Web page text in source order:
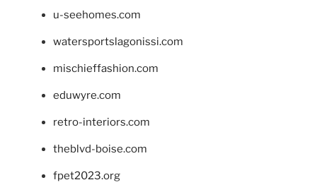
u-seehomes.com
watersportslagonissi.com
mischieffashion.com
eduwyre.com
retro-interiors.com
theblvd-boise.com
fpet2023.org